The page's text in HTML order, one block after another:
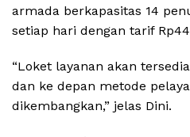
armada berkapasitas 14
setiap hari dengan tarif
“Loket layanan akan
dan ke depan metode
dikembangkan,” jelas Dini.